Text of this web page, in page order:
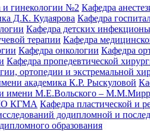
и гинекологии №2 Кафедра
Д.К. Кудаярова Кафедра
Кафедра детских
терапии Кафедра
Кафедра онкологии Кафедра
Кафедра пропедевтической
ортопедии и экстремальной
академика К.Р. Рыскуловой
имени М.Е.Вольского –
КГМА Кафедра пластической и
додипломной и
образования